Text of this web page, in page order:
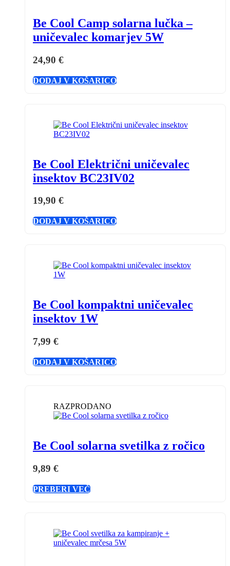
Be Cool Camp solarna lučka –
uničevalec komarjev 5W
24,90 €
DODAJ V KOŠARICO
Be Cool Električni uničevalec
insektov BC23IV02
19,90 €
DODAJ V KOŠARICO
Be Cool kompaktni uničevalec
insektov 1W
7,99 €
DODAJ V KOŠARICO
RAZPRODANO
Be Cool solarna svetilka z ročico
9,89 €
PREBERI VEČ